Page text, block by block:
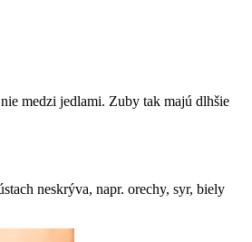
medzi jedlami. Zuby tak majú dlhšie
neskrýva, napr. orechy, syr, biely